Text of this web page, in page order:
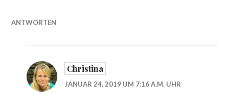
ANTWORTEN
Christina
JANUAR 24, 2019 UM 7:16 A.M. UHR